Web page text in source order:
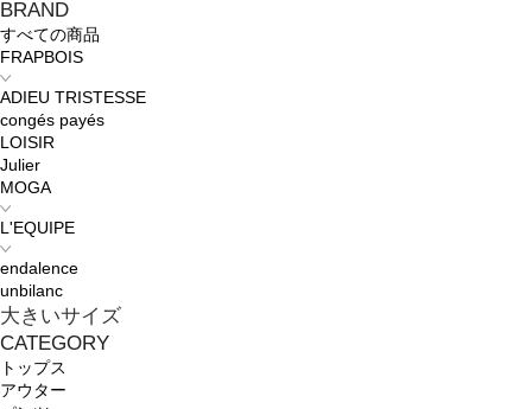
BRAND
すべての商品
FRAPBOIS
ADIEU TRISTESSE
congés payés
LOISIR
Julier
MOGA
L'EQUIPE
endalence
unbilanc
大きいサイズ
CATEGORY
トップス
アウター